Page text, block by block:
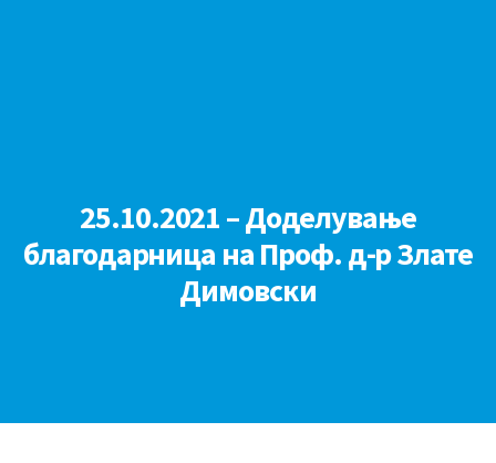
25.10.2021 – Доделување
благодарница на Проф. д-р Злате
Димовски